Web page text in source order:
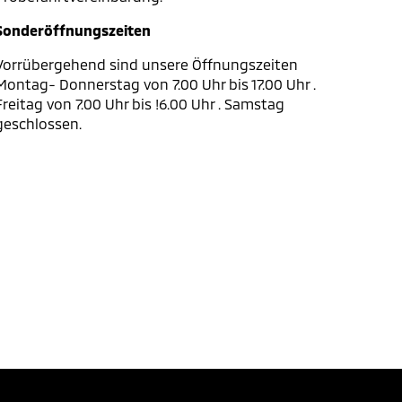
sind unsere Öffnungszeiten
Donnerstag von 7.00 Uhr bis 17.00 Uhr .
von 7.00 Uhr bis !6.00 Uhr . Samstag